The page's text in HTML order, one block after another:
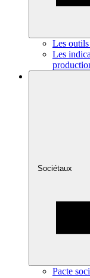
Les
Les
Sociétaux
Pacte